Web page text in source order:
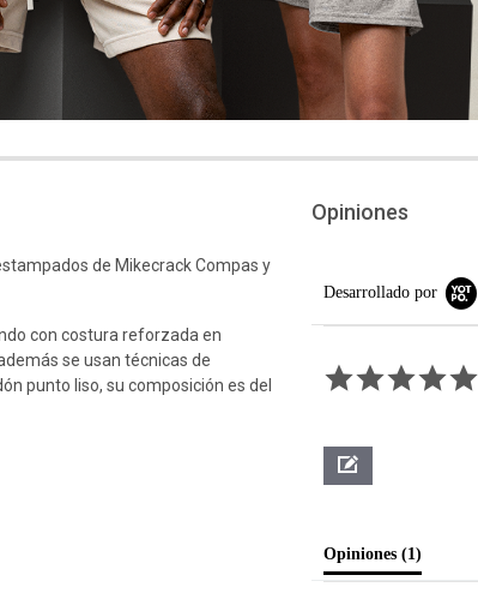
de Mikecrack Compas y
con costura reforzada en
se usan técnicas de
punto liso, su composición es del
Opiniones
Desarrollado por
Opiniones (1)